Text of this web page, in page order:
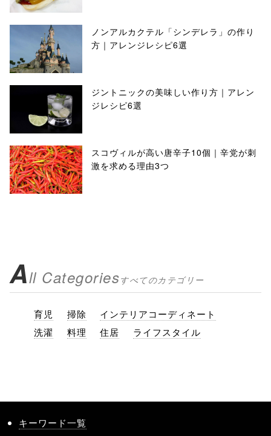
ノンアルカクテル「シンデレラ」の作り
方｜アレンジレシピ6選
ジントニックの美味しい作り方｜アレン
ジレシピ6選
スコヴィルが高い唐辛子10個｜辛党が刺
激を求める理由3つ
All Categoriesすべてのカテゴリー
育児 掃除
インテリアコーディネート
洗濯
料理 住居 ライフスタイル
キーワード一覧